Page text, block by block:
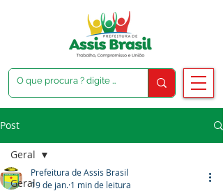
Post
Geral
Geral
Prefeitura de Assis Brasil
19 de jan. 1 min de leitura